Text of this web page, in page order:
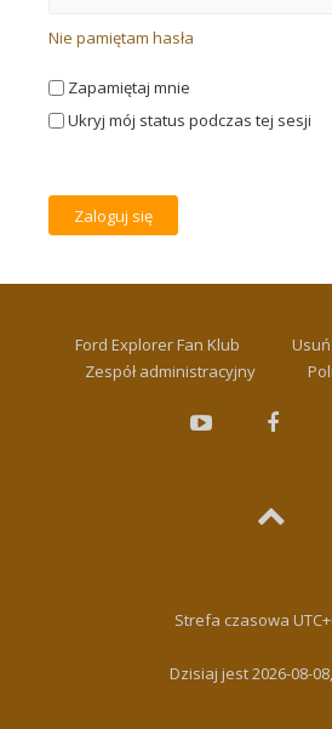
Nie pamiętam hasła
Zapamiętaj mnie
Ukryj mój status podczas tej sesji
Ford Explorer Fan Klub
Zespół administracyjny
Strefa czasowa
Dzisiaj jest 2026-08-